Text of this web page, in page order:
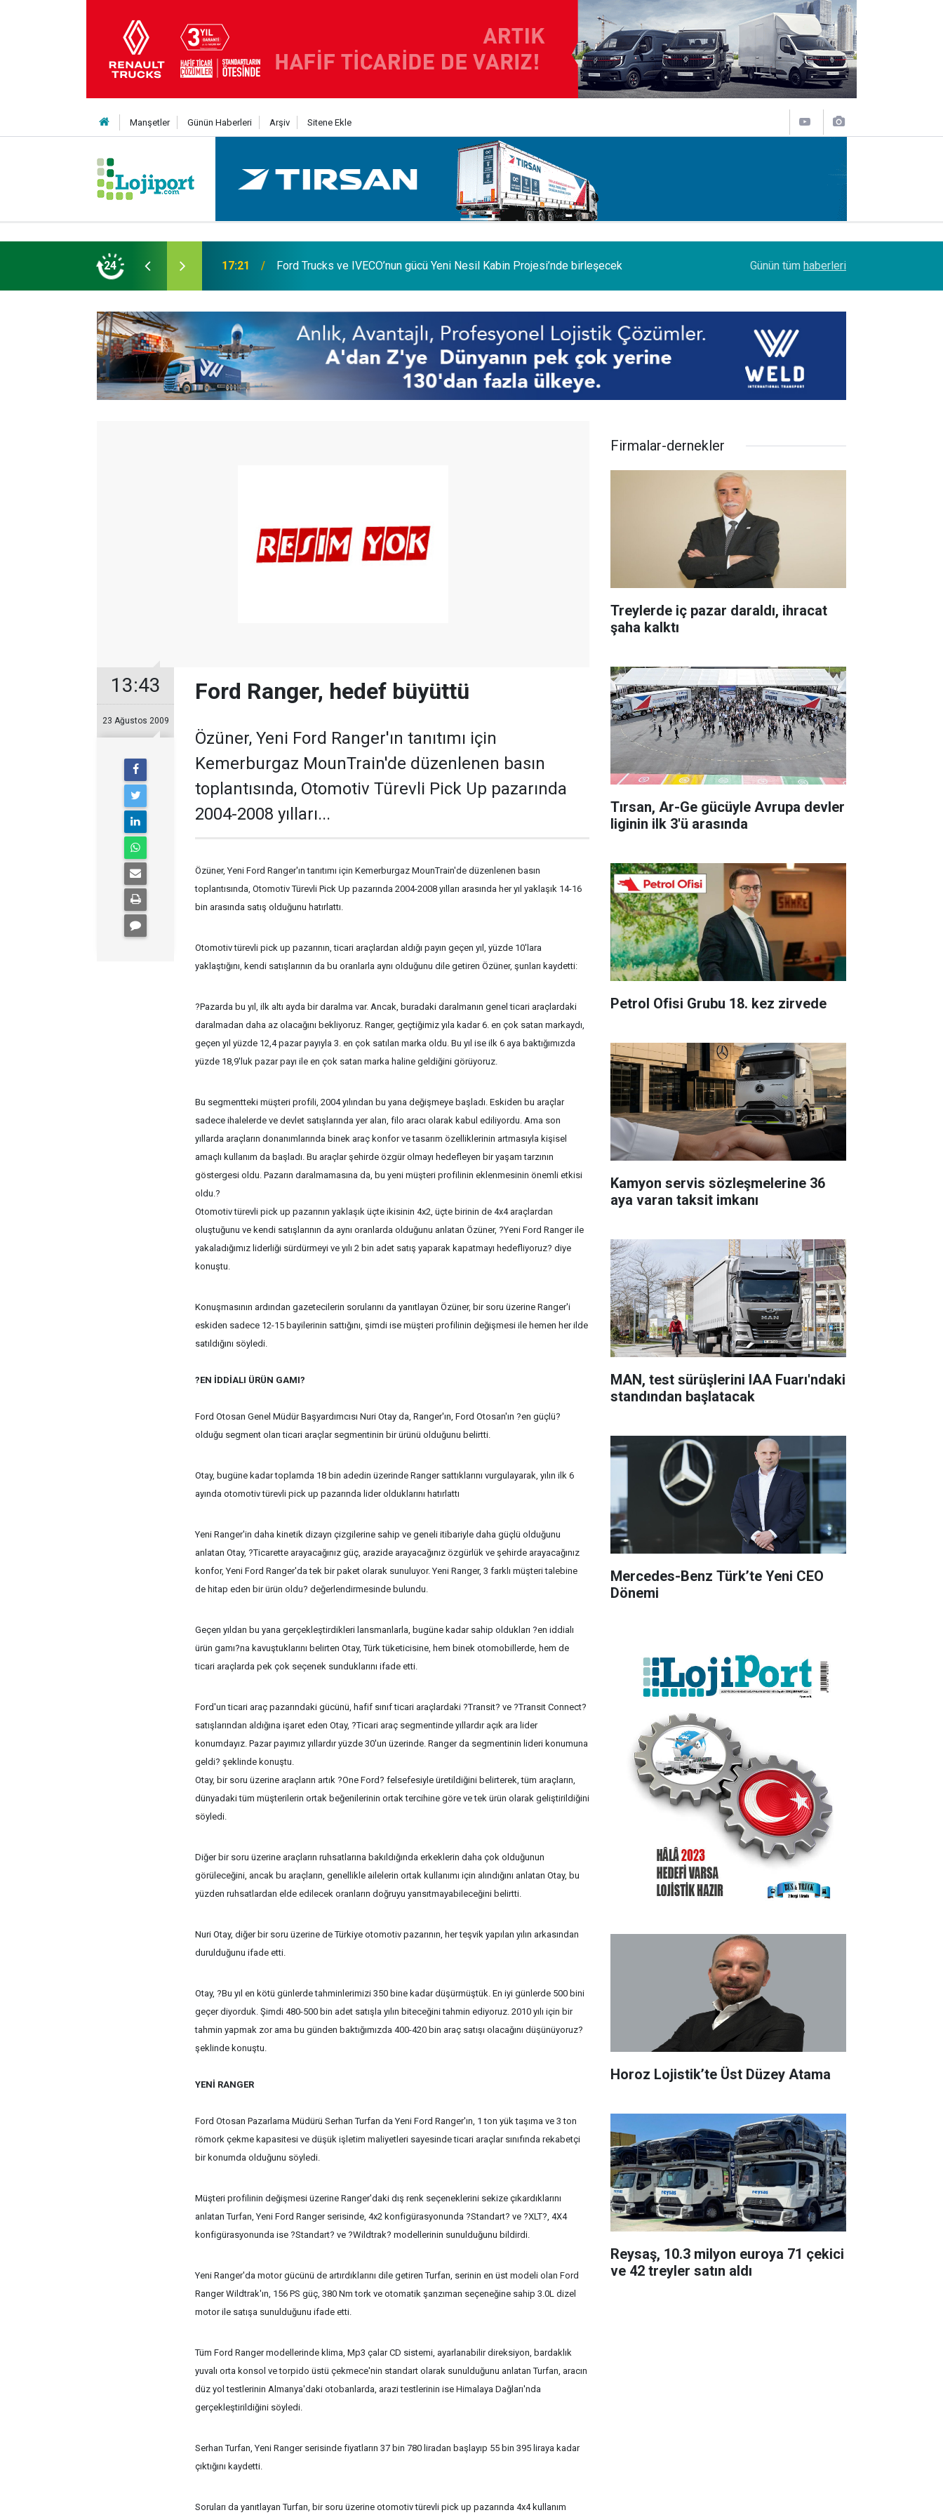
Manşetler Günün Haberleri Arşiv Sitene Ekle
24
Nesil Kabin Projesi’nde birleşecek 10:35 Treylerde iç pazar daraldı, ihracat şaha kalktı Her biri 120 tonluk 3 Boeing 777, kamyonlarla
Günün tüm haberleri
13:43
23 Ağustos 2009
Ford Ranger, hedef büyüttü
Özüner, Yeni Ford Ranger'ın tanıtımı için
Kemerburgaz MounTrain'de düzenlenen basın
toplantısında, Otomotiv Türevli Pick Up pazarında
2004-2008 yılları...
Özüner, Yeni Ford Ranger'ın tanıtımı için Kemerburgaz MounTrain'de düzenlenen basın
toplantısında, Otomotiv Türevli Pick Up pazarında 2004-2008 yılları arasında her yıl yaklaşık 14-16
bin arasında satış olduğunu hatırlattı.
Otomotiv türevli pick up pazarının, ticari araçlardan aldığı payın geçen yıl, yüzde 10'lara
yaklaştığını, kendi satışlarının da bu oranlarla aynı olduğunu dile getiren Özüner, şunları kaydetti:
?Pazarda bu yıl, ilk altı ayda bir daralma var. Ancak, buradaki daralmanın genel ticari araçlardaki
daralmadan daha az olacağını bekliyoruz. Ranger, geçtiğimiz yıla kadar 6. en çok satan markaydı,
geçen yıl yüzde 12,4 pazar payıyla 3. en çok satılan marka oldu. Bu yıl ise ilk 6 aya baktığımızda
yüzde 18,9'luk pazar payı ile en çok satan marka haline geldiğini görüyoruz.
Bu segmentteki müşteri profili, 2004 yılından bu yana değişmeye başladı. Eskiden bu araçlar
sadece ihalelerde ve devlet satışlarında yer alan, filo aracı olarak kabul ediliyordu. Ama son
yıllarda araçların donanımlarında binek araç konfor ve tasarım özelliklerinin artmasıyla kişisel
amaçlı kullanım da başladı. Bu araçlar şehirde özgür olmayı hedefleyen bir yaşam tarzının
göstergesi oldu. Pazarın daralmamasına da, bu yeni müşteri profilinin eklenmesinin önemli etkisi
oldu.?
Otomotiv türevli pick up pazarının yaklaşık üçte ikisinin 4x2, üçte birinin de 4x4 araçlardan
oluştuğunu ve kendi satışlarının da aynı oranlarda olduğunu anlatan Özüner, ?Yeni Ford Ranger ile
yakaladığımız liderliği sürdürmeyi ve yılı 2 bin adet satış yaparak kapatmayı hedefliyoruz? diye
konuştu.
Konuşmasının ardından gazetecilerin sorularını da yanıtlayan Özüner, bir soru üzerine Ranger'i
eskiden sadece 12-15 bayilerinin sattığını, şimdi ise müşteri profilinin değişmesi ile hemen her ilde
satıldığını söyledi.
?EN İDDİALI ÜRÜN GAMI?
Ford Otosan Genel Müdür Başyardımcısı Nuri Otay da, Ranger'ın, Ford Otosan'ın ?en güçlü?
olduğu segment olan ticari araçlar segmentinin bir ürünü olduğunu belirtti.
Otay, bugüne kadar toplamda 18 bin adedin üzerinde Ranger sattıklarını vurgulayarak, yılın ilk 6
ayında otomotiv türevli pick up pazarında lider olduklarını hatırlattı
Yeni Ranger'in daha kinetik dizayn çizgilerine sahip ve geneli itibariyle daha güçlü olduğunu
anlatan Otay, ?Ticarette arayacağınız güç, arazide arayacağınız özgürlük ve şehirde arayacağınız
konfor, Yeni Ford Ranger'da tek bir paket olarak sunuluyor. Yeni Ranger, 3 farklı müşteri talebine
de hitap eden bir ürün oldu? değerlendirmesinde bulundu.
Geçen yıldan bu yana gerçekleştirdikleri lansmanlarla, bugüne kadar sahip oldukları ?en iddialı
ürün gamı?na kavuştuklarını belirten Otay, Türk tüketicisine, hem binek otomobillerde, hem de
ticari araçlarda pek çok seçenek sunduklarını ifade etti.
Ford'un ticari araç pazarındaki gücünü, hafif sınıf ticari araçlardaki ?Transit? ve ?Transit Connect?
satışlarından aldığına işaret eden Otay, ?Ticari araç segmentinde yıllardır açık ara lider
konumdayız. Pazar payımız yıllardır yüzde 30'un üzerinde. Ranger da segmentinin lideri konumuna
geldi? şeklinde konuştu.
Otay, bir soru üzerine araçların artık ?One Ford? felsefesiyle üretildiğini belirterek, tüm araçların,
dünyadaki tüm müşterilerin ortak beğenilerinin ortak tercihine göre ve tek ürün olarak geliştirildiğini
söyledi.
Diğer bir soru üzerine araçların ruhsatlarına bakıldığında erkeklerin daha çok olduğunun
görüleceğini, ancak bu araçların, genellikle ailelerin ortak kullanımı için alındığını anlatan Otay, bu
yüzden ruhsatlardan elde edilecek oranların doğruyu yansıtmayabileceğini belirtti.
Nuri Otay, diğer bir soru üzerine de Türkiye otomotiv pazarının, her teşvik yapılan yılın arkasından
durulduğunu ifade etti.
Otay, ?Bu yıl en kötü günlerde tahminlerimizi 350 bine kadar düşürmüştük. En iyi günlerde 500 bini
geçer diyorduk. Şimdi 480-500 bin adet satışla yılın biteceğini tahmin ediyoruz. 2010 yılı için bir
tahmin yapmak zor ama bu günden baktığımızda 400-420 bin araç satışı olacağını düşünüyoruz?
şeklinde konuştu.
YENİ RANGER
Ford Otosan Pazarlama Müdürü Serhan Turfan da Yeni Ford Ranger'ın, 1 ton yük taşıma ve 3 ton
römork çekme kapasitesi ve düşük işletim maliyetleri sayesinde ticari araçlar sınıfında rekabetçi
bir konumda olduğunu söyledi.
Müşteri profilinin değişmesi üzerine Ranger'daki dış renk seçeneklerini sekize çıkardıklarını
anlatan Turfan, Yeni Ford Ranger serisinde, 4x2 konfigürasyonunda ?Standart? ve ?XLT?, 4X4
konfigürasyonunda ise ?Standart? ve ?Wildtrak? modellerinin sunulduğunu bildirdi.
Yeni Ranger'da motor gücünü de artırdıklarını dile getiren Turfan, serinin en üst modeli olan Ford
Ranger Wildtrak'ın, 156 PS güç, 380 Nm tork ve otomatik şanzıman seçeneğine sahip 3.0L dizel
motor ile satışa sunulduğunu ifade etti.
Tüm Ford Ranger modellerinde klima, Mp3 çalar CD sistemi, ayarlanabilir direksiyon, bardaklık
yuvalı orta konsol ve torpido üstü çekmece'nin standart olarak sunulduğunu anlatan Turfan, aracın
düz yol testlerinin Almanya'daki otobanlarda, arazi testlerinin ise Himalaya Dağları'nda
gerçekleştirildiğini söyledi.
Serhan Turfan, Yeni Ranger serisinde fiyatların 37 bin 780 liradan başlayıp 55 bin 395 liraya kadar
çıktığını kaydetti.
Soruları da yanıtlayan Turfan, bir soru üzerine otomotiv türevli pick up pazarında 4x4 kullanım
Firmalar-dernekler
Treylerde iç pazar daraldı, ihracat
şaha kalktı
Tırsan, Ar-Ge gücüyle Avrupa devler
liginin ilk 3'ü arasında
Petrol Ofisi Grubu 18. kez zirvede
Kamyon servis sözleşmelerine 36
aya varan taksit imkanı
MAN, test sürüşlerini IAA Fuarı'ndaki
standından başlatacak
Mercedes-Benz Türk’te Yeni CEO
Dönemi
Horoz Lojistik’te Üst Düzey Atama
Reysaş, 10.3 milyon euroya 71 çekici
ve 42 treyler satın aldı